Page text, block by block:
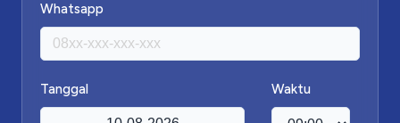
Whatsapp
Tanggal Waktu